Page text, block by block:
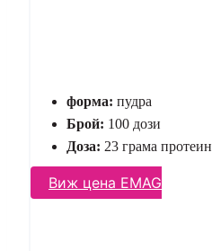
форма: пудра
Брой: 100 дози
Доза: 23 грама протеин
Виж цена EMAG